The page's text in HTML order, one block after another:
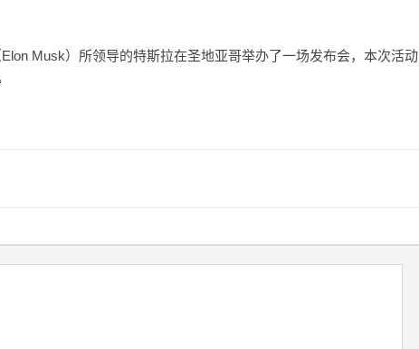
Musk）所领导的特斯拉在圣地亚哥举办了一场发布会，本次活动